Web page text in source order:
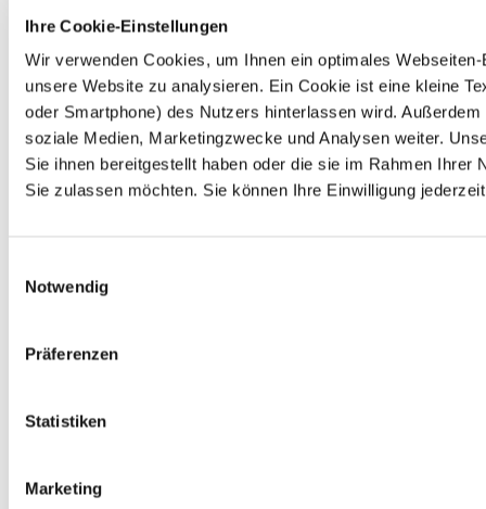
Ihre Cookie-Einstellungen
Wir verwenden Cookies, um Ihnen ein optimales
unsere Website zu analysieren. Ein Cookie ist eine kleine
oder Smartphone) des Nutzers hinterlassen wird.
soziale Medien, Marketingzwecke und Analysen weiter.
Sie ihnen bereitgestellt haben oder die sie im Rahmen
Sie zulassen möchten. Sie können Ihre Einwilligung
Notwendig
Präferenzen
Statistiken
Marketing